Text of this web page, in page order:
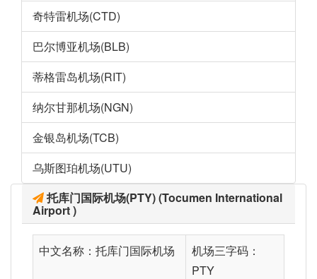
奇特雷机场(CTD)
巴尔博亚机场(BLB)
蒂格雷岛机场(RIT)
纳尔甘那机场(NGN)
金银岛机场(TCB)
乌斯图珀机场(UTU)
托库门国际机场(PTY) (Tocumen International
Airport )
中文名称：托库门国际机场
机场三字码：
PTY